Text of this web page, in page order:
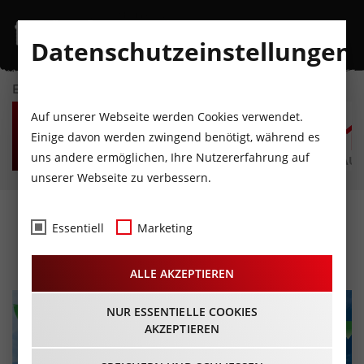
EVENTKALENDER
SO
9
AUGUST
MO
10
AUGUST
DI
11
AUGUST
MI
12
AUGUST
DO
13
AUGUST
King Serli's Familientag
07.07.2026 - Beginn 12:00 Uhr
Datenschutzeinstellungen
Auf unserer Webseite werden Cookies verwendet.
Einige davon werden zwingend benötigt, während es
uns andere ermöglichen, Ihre Nutzererfahrung auf
unserer Webseite zu verbessern.
Essentiell Marketing
ALLE AKZEPTIEREN
NUR ESSENTIELLE COOKIES
AKZEPTIEREN